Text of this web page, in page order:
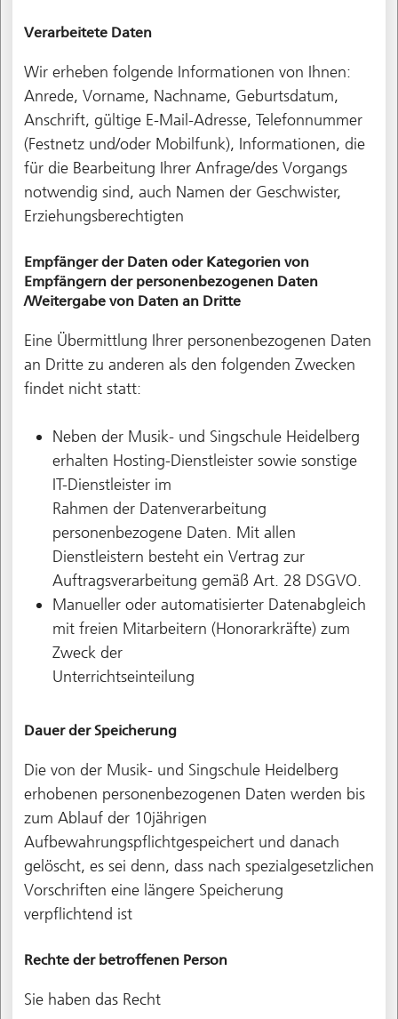
Verarbeitete Daten
Wir erheben folgende Informationen von Ihnen:
Anrede, Vorname, Nachname, Geburtsdatum,
Anschrift, gültige E-Mail-Adresse, Telefonnummer
(Festnetz und/oder Mobilfunk), Informationen, die
für die Bearbeitung Ihrer Anfrage/des Vorgangs
notwendig sind, auch Namen der Geschwister,
Erziehungsberechtigten
Empfänger der Daten oder Kategorien von
Empfängern der personenbezogenen Daten
/Weitergabe von Daten an Dritte
Eine Übermittlung Ihrer personenbezogenen Daten
an Dritte zu anderen als den folgenden Zwecken
findet nicht statt:
Neben der Musik- und Singschule Heidelberg
erhalten Hosting-Dienstleister sowie sonstige
IT-Dienstleister im
Rahmen der Datenverarbeitung
personenbezogene Daten. Mit allen
Dienstleistern besteht ein Vertrag zur
Auftragsverarbeitung gemäß Art. 28 DSGVO.
Manueller oder automatisierter Datenabgleich
mit freien Mitarbeitern (Honorarkräfte) zum
Zweck der
Unterrichtseinteilung
Dauer der Speicherung
Die von der Musik- und Singschule Heidelberg
erhobenen personenbezogenen Daten werden bis
zum Ablauf der 10jährigen
Aufbewahrungspflichtgespeichert und danach
gelöscht, es sei denn, dass nach spezialgesetzlichen
Vorschriften eine längere Speicherung
verpflichtend ist
Rechte der betroffenen Person
Sie haben das Recht